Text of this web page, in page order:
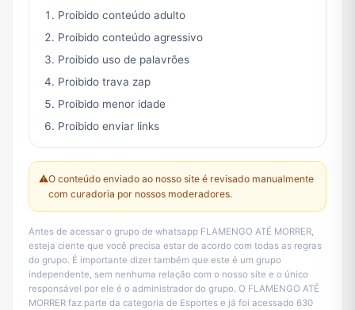
Proibido conteúdo adulto
Proibido conteúdo agressivo
Proibido uso de palavrões
Proibido trava zap
Proibido menor idade
Proibido enviar links
⚠️O conteúdo enviado ao nosso site é revisado manualmente
com curadoria por nossos moderadores.
Antes de acessar o grupo de whatsapp FLAMENGO ATÉ MORRER,
esteja ciente que você precisa estar de acordo com todas as regras
do grupo. É importante dizer também que este é um grupo
independente, sem nenhuma relação com o nosso site e o único
responsável por ele é o administrador do grupo. O FLAMENGO ATÉ
MORRER faz parte da categoria de Esportes e já foi acessado 630